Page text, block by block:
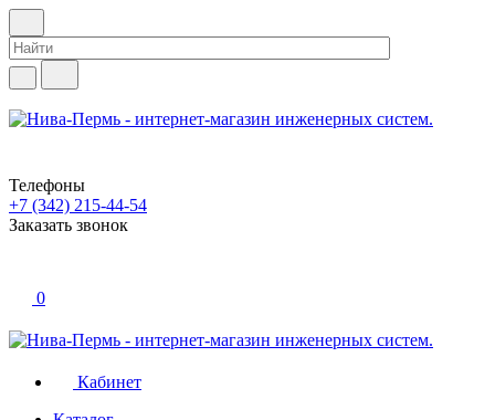
Телефоны
+7 (342) 215-44-54
Заказать звонок
0
Кабинет